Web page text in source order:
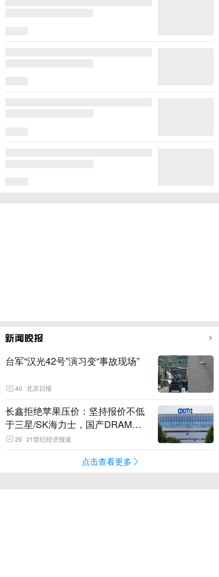
台军“汉光42号”演习变“事故现场”
40 北京日报
长鑫拒绝苹果压价：坚持报价不低
于三星/SK海力士，国产DRAM掌
握定价权
20 21世纪经济报道
点击查看更多